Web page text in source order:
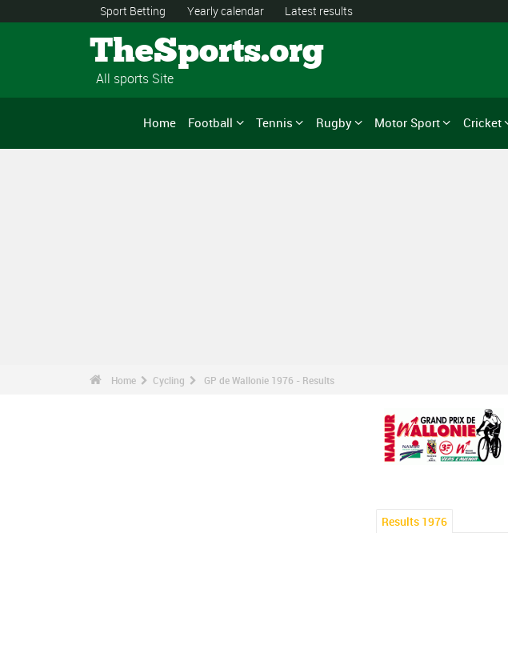
Sport Betting Yearly calendar Latest results
TheSports.org
All sports Site
Home Football Tennis Rugby Motor Sport Cricket
Home Cycling GP de Wallonie 1976 - Results
Results 1976